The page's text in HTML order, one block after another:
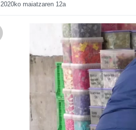
2020ko maiatzaren 12a